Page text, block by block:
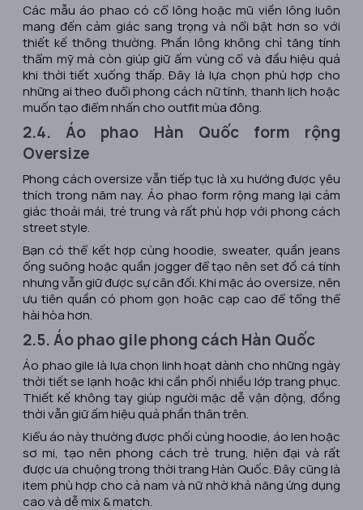
Các mẫu áo phao có cổ lông hoặc mũ viền lông luôn
mang đến cảm giác sang trọng và nổi bật hơn so với
thiết kế thông thường. Phần lông không chỉ tăng tính
thẩm mỹ mà còn giúp giữ ấm vùng cổ và đầu hiệu quả
khi thời tiết xuống thấp. Đây là lựa chọn phù hợp cho
những ai theo đuổi phong cách nữ tính, thanh lịch hoặc
muốn tạo điểm nhấn cho outfit mùa đông.
2.4. Áo phao Hàn Quốc form rộng
Oversize
Phong cách oversize vẫn tiếp tục là xu hướng được yêu
thích trong năm nay. Áo phao form rộng mang lại cảm
giác thoải mái, trẻ trung và rất phù hợp với phong cách
street style.
Bạn có thể kết hợp cùng hoodie, sweater, quần jeans
ống suông hoặc quần jogger để tạo nên set đồ cá tính
nhưng vẫn giữ được sự cân đối. Khi mặc áo oversize, nên
ưu tiên quần có phom gọn hoặc cạp cao để tổng thể
hài hòa hơn.
2.5. Áo phao gile phong cách Hàn Quốc
Áo phao gile là lựa chọn linh hoạt dành cho những ngày
thời tiết se lạnh hoặc khi cần phối nhiều lớp trang phục.
Thiết kế không tay giúp người mặc dễ vận động, đồng
thời vẫn giữ ấm hiệu quả phần thân trên.
Kiểu áo này thường được phối cùng hoodie, áo len hoặc
sơ mi, tạo nên phong cách trẻ trung, hiện đại và rất
được ưa chuộng trong thời trang Hàn Quốc. Đây cũng là
item phù hợp cho cả nam và nữ nhờ khả năng ứng dụng
cao và dễ mix & match.